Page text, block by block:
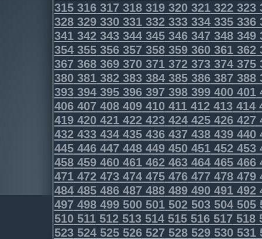
315316317318319320321322323
328329330331332333334335336
341342343344345346347348349
354355356357358359360361362
367368369370371372373374375
380381382383384385386387388
393394395396397398399400401
406407408409410411412413414
419420421422423424425426427
432433434435436437438439440
445446447448449450451452453
458459460461462463464465466
471472473474475476477478479
484485486487488489490491492
497498499500501502503504505
510511512513514515516517518
523524525526527528529530531